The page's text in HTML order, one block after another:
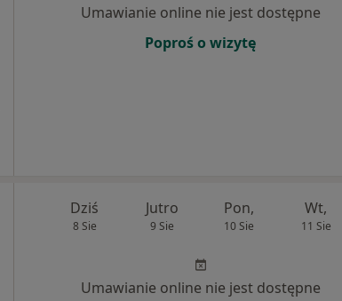
Umawianie online nie jest dostępne
Poproś o wizytę
Dziś
8 Sie
Jutro
9 Sie
Pon,
10 Sie
Wt,
11 Sie
Umawianie online nie jest dostępne